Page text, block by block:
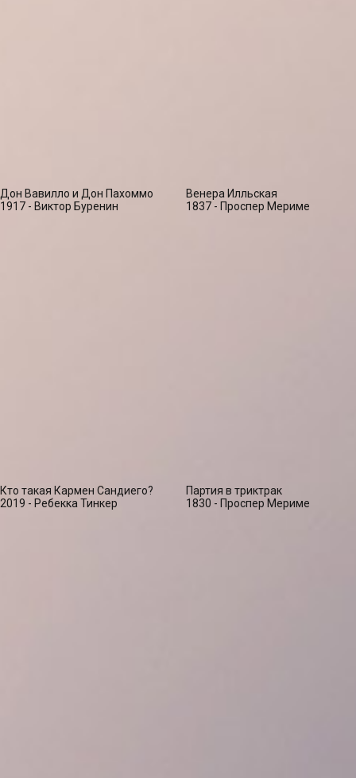
Дон Вавилло и Дон Пахоммо
1917 - Виктор Буренин
Венера Илльская
1837 - Проспер Мериме
Кто такая Кармен Сандиего?
2019 - Ребекка Тинкер
Партия в триктрак
1830 - Проспер Мериме